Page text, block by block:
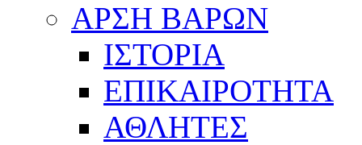
ΑΡΣΗ ΒΑΡΩΝ
ΙΣΤΟΡΙΑ
ΕΠΙΚΑΙΡΟΤΗΤΑ
ΑΘΛΗΤΕΣ